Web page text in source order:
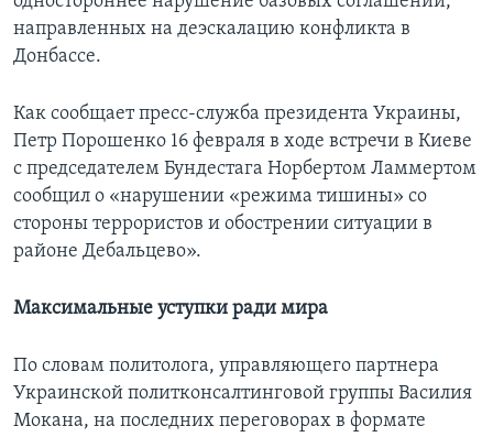
направленных на деэскалацию конфликта в
Донбассе.
Как сообщает пресс-служба президента Украины,
Петр Порошенко 16 февраля в ходе встречи в Киеве
с председателем Бундестага Норбертом Ламмертом
сообщил о «нарушении «режима тишины» со
стороны террористов и обострении ситуации в
районе Дебальцево».
Максимальные уступки ради мира
По словам политолога, управляющего партнера
Украинской политконсалтинговой группы Василия
Мокана, на последних переговорах в формате